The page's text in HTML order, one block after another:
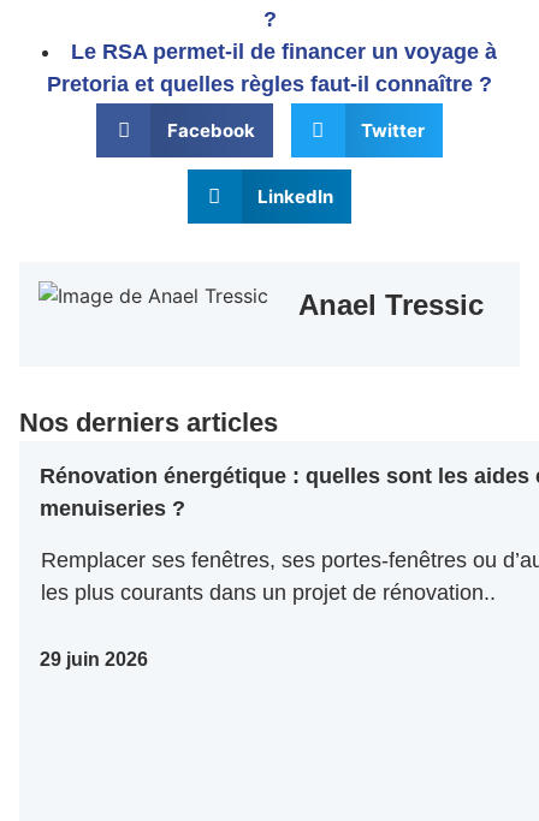
?
Le RSA permet-il de financer un voyage à
Pretoria et quelles règles faut-il connaître ?
Facebook Twitter
LinkedIn
Anael Tressic
Nos derniers articles
Rénovation énergétique : quelles sont les aides
menuiseries ?
Remplacer ses fenêtres, ses portes-fenêtres ou
les plus courants dans un projet de rénovation..
29 juin 2026